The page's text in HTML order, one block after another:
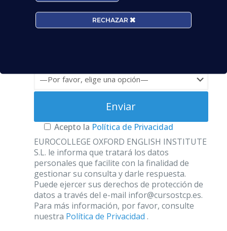
Edad*:
Acepto la Política de Privacidad
EUROCOLLEGE OXFORD ENGLISH INSTITUTE
S.L. le informa que tratará los datos
personales que facilite con la finalidad de
gestionar su consulta y darle respuesta.
Puede ejercer sus derechos de protección de
datos a través del e-mail infor@cursostcp.es.
Para más información, por favor, consulte
nuestra Política de Privacidad .
RECHAZAR